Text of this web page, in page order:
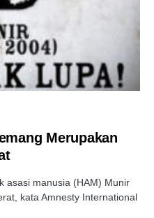
Merupakan
asasi manusia (HAM) Munir
kata Amnesty International